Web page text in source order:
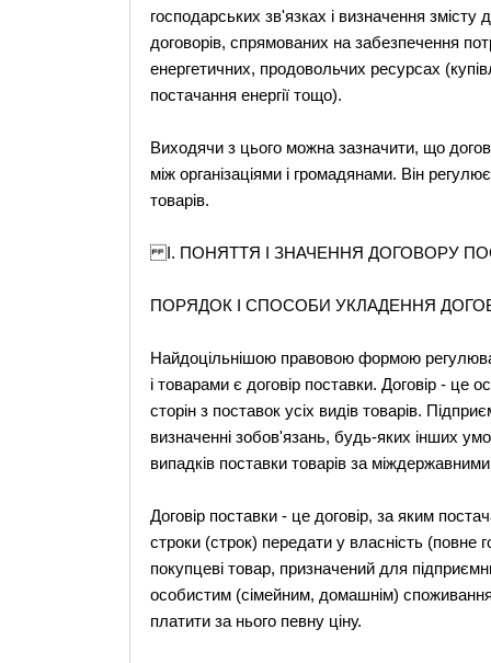
господарських зв'язках і визначення
договорів, спрямованих на забезпечення
енергетичних, продовольчих ресурсах
постачання енергії тощо).
Виходячи з цього можна зазначити, що
між організаціями і громадянами. Він
товарів.
І. ПОНЯТТЯ І ЗНАЧЕННЯ ДОГОВОРУ
ПОРЯДОК І СПОСОБИ УКЛАДЕННЯ
Найдоцільнішою правовою формою
і товарами є договір поставки. Договір - це
сторін з поставок усіх видів товарів.
визначенні зобов'язань, будь-яких інших
випадків поставки товарів за
Договір поставки - це договір, за яким
строки (строк) передати у власність (повне
покупцеві товар, призначений для
особистим (сімейним, домашнім)
платити за нього певну ціну.